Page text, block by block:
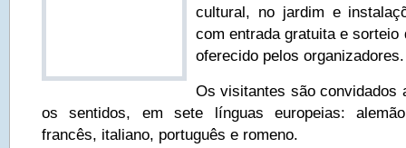
cultural, no jardim e
com entrada gratuita e
oferecido pelos organizadores.
Os visitantes são convidados
os sentidos, em sete línguas europeias:
francês, italiano, português e romeno.